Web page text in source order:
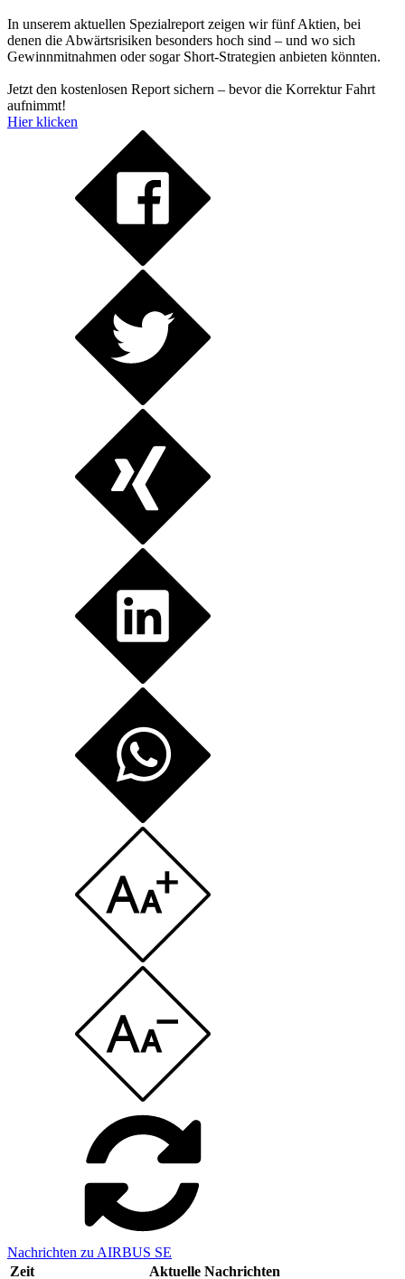
In unserem aktuellen Spezialreport zeigen wir fünf Aktien, bei
denen die Abwärtsrisiken besonders hoch sind – und wo sich
Gewinnmitnahmen oder sogar Short-Strategien anbieten könnten.
Jetzt den kostenlosen Report sichern – bevor die Korrektur Fahrt
aufnimmt!
Hier klicken
Nachrichten zu AIRBUS SE
Zeit
Aktuelle Nachrichten